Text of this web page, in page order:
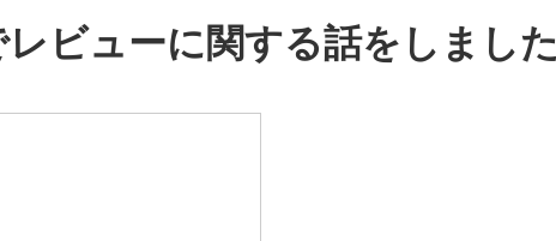
ビューに関する話をしました